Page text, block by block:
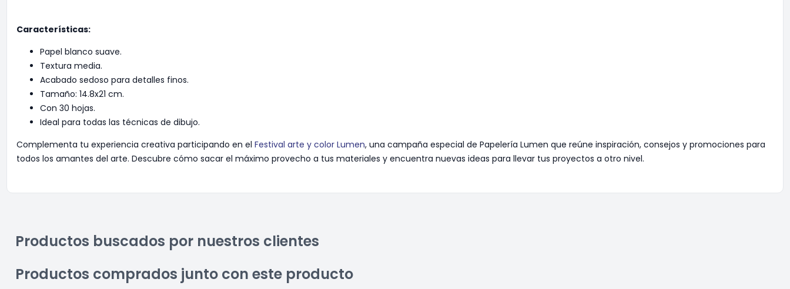
Características:
Papel blanco suave.
Textura media.
Acabado sedoso para detalles finos.
Tamaño: 14.8x21 cm.
Con 30 hojas.
Ideal para todas las técnicas de dibujo.
Complementa tu experiencia creativa participando en el Festival arte y color Lumen, una campaña especial de Papelería Lumen que reúne inspiración, consejos y promociones para
todos los amantes del arte. Descubre cómo sacar el máximo provecho a tus materiales y encuentra nuevas ideas para llevar tus proyectos a otro nivel.
Productos buscados por nuestros clientes
Productos comprados junto con este producto